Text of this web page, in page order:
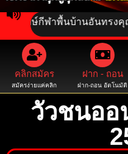
กีฬาพื้นบ้านอันทรงคุณค่า
คลิกสมัคร
สมัครง่ายแค่คลิก
ฝาก - ถอน
ฝาก-ถอน อัตโนมัติ
วัวชนออ